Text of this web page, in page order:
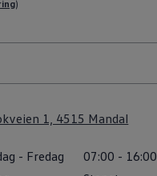
kalkulator
faktisk rekkevidde
)
1, 4515 Mandal
- Fredag 07:00 - 16:00